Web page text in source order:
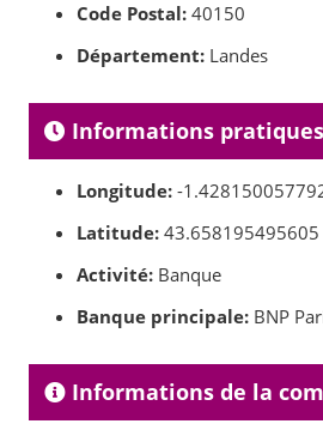
Code Postal: 40150
Département: Landes
Informations pratiques
Longitude: -
Latitude: 43.658195495605
Activité: Banque
Banque principale: BNP
Informations de la